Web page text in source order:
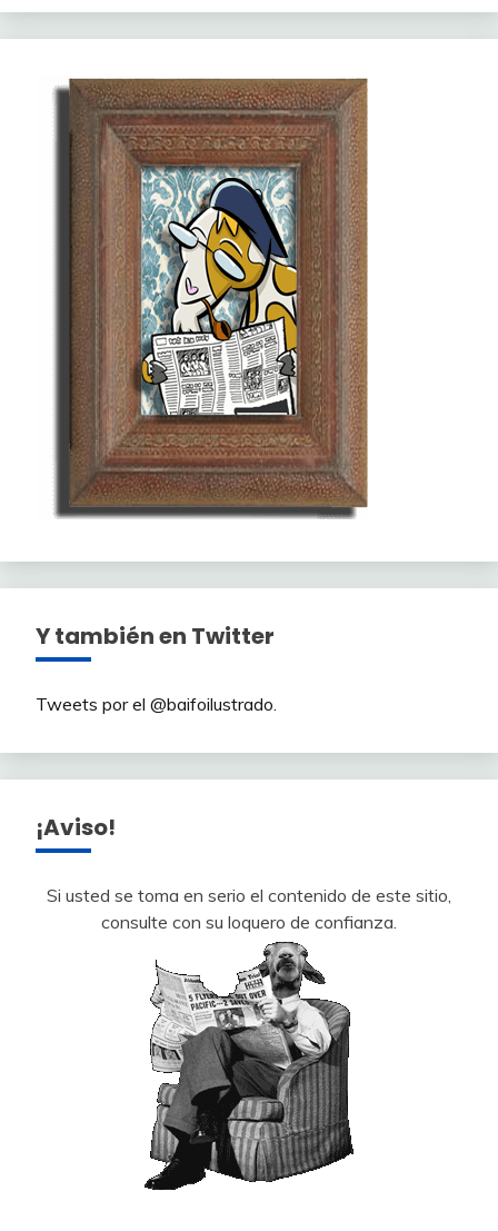
Y también en Twitter
Tweets por el @baifoilustrado.
¡Aviso!
Si usted se toma en serio el contenido de este sitio,
consulte con su loquero de confianza.